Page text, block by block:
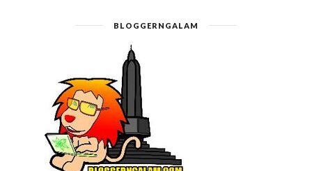
BLOGGERNGALAM